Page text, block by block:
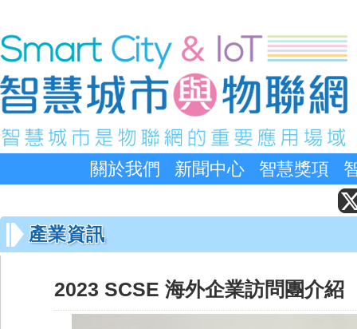
關於我們 新聞中心 智慧獎項
產業資訊
2023 SCSE 海外企業訪問團介紹